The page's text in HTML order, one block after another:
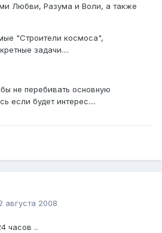
Любви, Разума и Воли, а также
"Строители космоса",
задачи....
не перебивать основную
если будет интерес....
августа 2008
часов ..